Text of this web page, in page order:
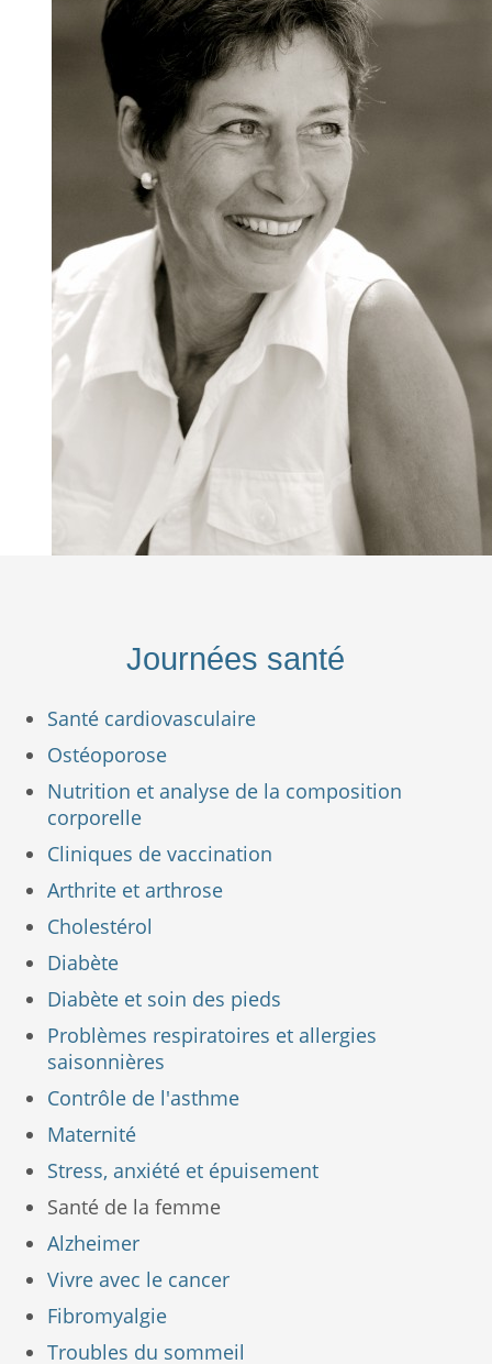
Journées santé
Santé cardiovasculaire
Ostéoporose
Nutrition et analyse de la composition
corporelle
Cliniques de vaccination
Arthrite et arthrose
Cholestérol
Diabète
Diabète et soin des pieds
Problèmes respiratoires et allergies
saisonnières
Contrôle de l'asthme
Maternité
Stress, anxiété et épuisement
Santé de la femme
Alzheimer
Vivre avec le cancer
Fibromyalgie
Troubles du sommeil